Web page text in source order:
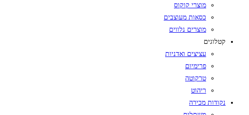
מוצרי קוקוס
כסאות מעוצבים
מוצרים נלווים
קטלוגים
עציצים ואדניות
פרימיום
טרקוטה
ריהוט
נקודות מכירה